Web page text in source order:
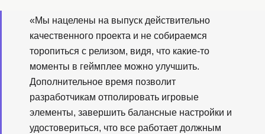
«Мы нацелены на выпуск действительно
качественного проекта и не собираемся
торопиться с релизом, видя, что какие-то
моменты в геймплее можно улучшить.
Дополнительное время позволит
разработчикам отполировать игровые
элементы, завершить балансные настройки и
удостовериться, что все работает должным